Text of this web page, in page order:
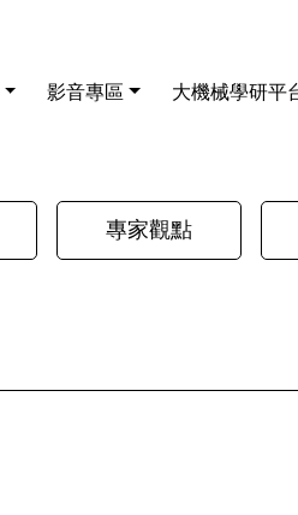
影音專區 大機械學研平
專家觀點